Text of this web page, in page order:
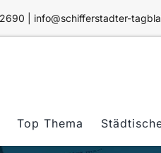
| info@schifferstadter-
Top Thema